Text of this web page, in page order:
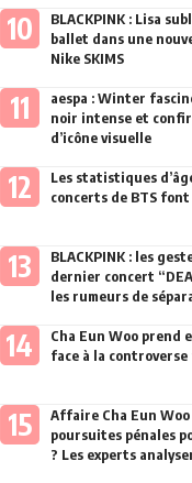
BLACKPINK : Lisa
ballet dans une
Nike SKIMS
aespa : Winter
noir intense et
d’icône visuelle
Les statistiques
concerts de BTS
BLACKPINK : les
dernier concert
les rumeurs de
Cha Eun Woo prend
face à la controverse
Affaire Cha Eun
poursuites pénales
? Les experts